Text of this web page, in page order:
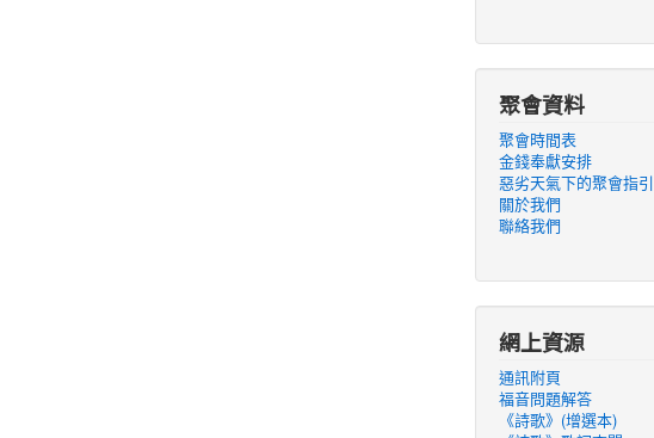
聚會資料
聚會時間表
金錢奉獻安排
惡劣天氣下的聚會指引
關於我們
聯絡我們
網上資源
通訊附頁
福音問題解答
《詩歌》(增選本)